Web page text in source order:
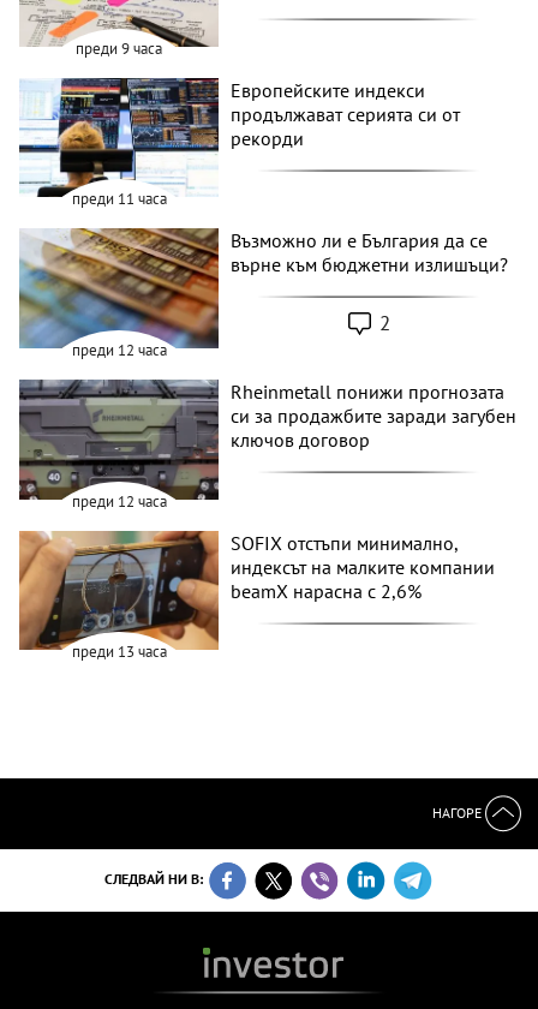
преди 9 часа
преди 11 часа
Европейските индекси
продължават серията си от
рекорди
преди 12 часа
Възможно ли е България да се
върне към бюджетни излишъци?
2
преди 12 часа
Rheinmetall понижи прогнозата
си за продажбите заради загубен
ключов договор
преди 13 часа
SOFIX отстъпи минимално,
индексът на малките компании
beamX нарасна с 2,6%
НАГОРЕ
СЛЕДВАЙ НИ В: